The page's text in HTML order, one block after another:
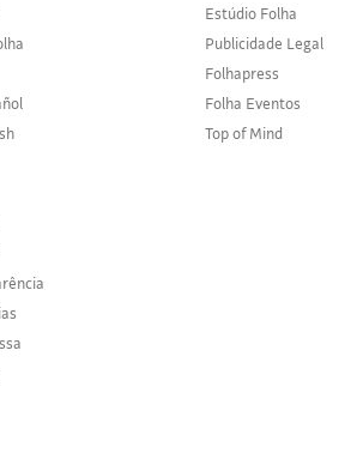
Estúdio Folha
Publicidade Legal
Folhapress
Folha Eventos
Top of Mind